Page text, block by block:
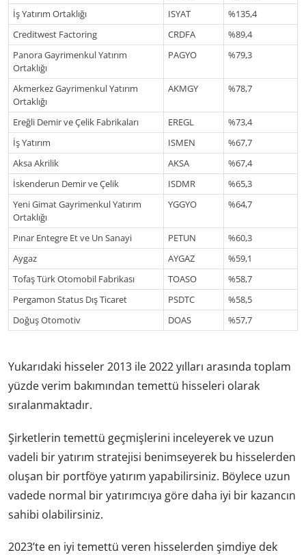
İş Yatırım Ortaklığı
ISYAT
%135,4
Creditwest Factoring
CRDFA
%89,4
Panora Gayrimenkul Yatırım
Ortaklığı
PAGYO %79,3
Akmerkez Gayrimenkul Yatırım
Ortaklığı
AKMGY %78,7
Ereğli Demir ve Çelik Fabrikaları EREGL
%73,4
İş Yatırım
ISMEN
%67,7
Aksa Akrilik
AKSA
%67,4
İskenderun Demir ve Çelik
ISDMR
%65,3
Yeni Gimat Gayrimenkul Yatırım
Ortaklığı
YGGYO %64,7
Pınar Entegre Et ve Un Sanayi PETUN
%60,3
Aygaz
AYGAZ
%59,1
Tofaş Türk Otomobil Fabrikası
TOASO
%58,7
Pergamon Status Dış Ticaret
PSDTC
%58,5
Doğuş Otomotiv
DOAS %57,7
Yukarıdaki hisseler 2013 ile 2022 yılları arasında toplam
yüzde verim bakımından temettü hisseleri olarak
sıralanmaktadır.
Şirketlerin temettü geçmişlerini inceleyerek ve uzun
vadeli bir yatırım stratejisi benimseyerek bu hisselerden
oluşan bir portföye yatırım yapabilirsiniz. Böylece uzun
vadede normal bir yatırımcıya göre daha iyi bir kazancın
sahibi olabilirsiniz.
2023’te en iyi temettü veren hisselerden şimdiye dek